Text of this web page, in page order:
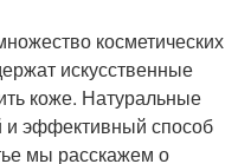
косметических
искусственные
коже. Натуральные
и эффективный способ
мы расскажем о